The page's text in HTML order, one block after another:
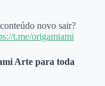
novo sair?
t.me/origamiami
Arte para toda